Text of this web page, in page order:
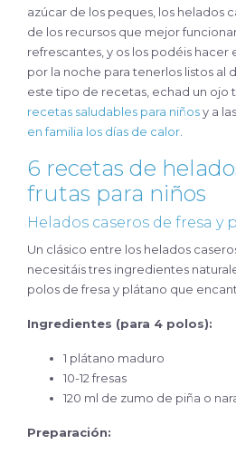
azúcar de los peques, los helados
de los recursos que mejor
refrescantes, y os los podéis hacer
por la noche para tenerlos listos al
este tipo de recetas, echad un ojo
recetas saludables para niñosy a las
en familia los días de calor
6 recetas de
frutas para niños
Helados caseros de fresa y
Un clásico entre los helados
necesitáis tres ingredientes
polos de fresa y plátano que
Ingredientes (para 4 polos):
1 plátano maduro
10-12 fresas
120 ml de zumo de piña o
Preparación: